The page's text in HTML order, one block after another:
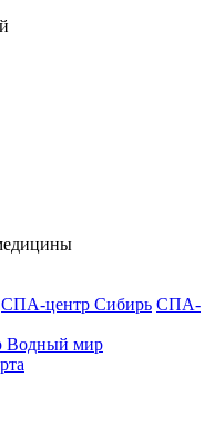
СПА-центр Сибирь СПА-
Водный мир